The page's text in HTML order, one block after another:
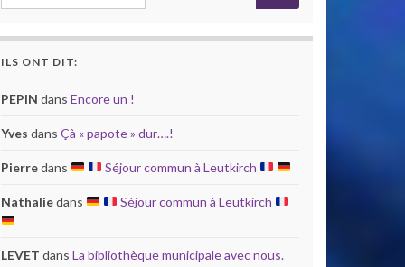
ILS ONT DIT:
PEPIN dans Encore un !
Yves dans Çà « papote » dur….!
Pierredans Séjour commun à Leutkirch
Nathaliedans Séjour commun à Leutkirch
LEVET dans La bibliothèque municipale avec nous.